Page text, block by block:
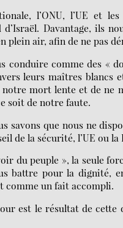
l’ONU, l’UE et
Davantage, ils
plein air, afin de ne pas
conduire comme des «
leurs maîtres blancs
notre mort lente et de ne
soit de notre faute.
savons que nous ne
de la sécurité, l’UE ou
du peuple », la seule
battre pour la dignité,
comme un fait accompli.
est le résultat de